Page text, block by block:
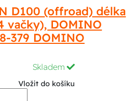
D100 (offroad) délka
vačky), DOMINO
379 DOMINO
Skladem
Vložit do košíku